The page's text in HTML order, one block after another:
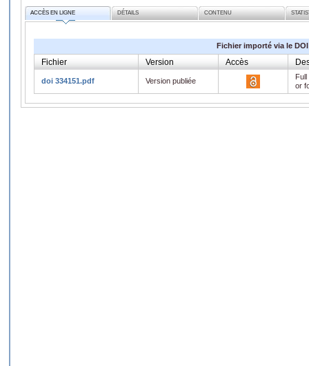
ACCÈS EN LIGNE DÉTAILS CONTENU
Fichier importé via le DOI
Fichier Version Accès
doi 334151.pdf Version publiée
or